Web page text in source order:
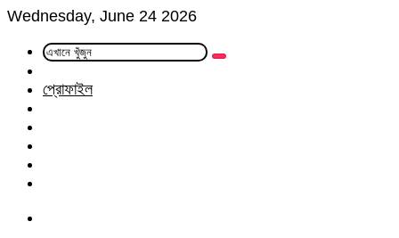
Wednesday, June 24 2026
এখানে
Article
প্রোফাইল